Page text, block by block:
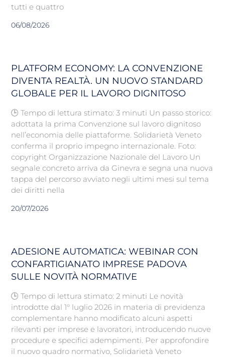
tutti e quattro
06/08/2026
PLATFORM ECONOMY: LA CONVENZIONE
DIVENTA REALTÀ. UN NUOVO STANDARD
GLOBALE PER IL LAVORO DIGNITOSO
🕒 Tempo di lettura stimato: 3 minuti Un passo storico:
adottata la prima Convenzione sul lavoro dignitoso
nell’economia delle piattaforme. Solidarietà Veneto
conferma il proprio impegno internazionale. Foto:
copyright Organizzazione Nazionale del Lavoro Un
segnale concreto arriva da Ginevra e segna una nuova
tappa del percorso avviato negli ultimi mesi sul tema
dei diritti nella
20/07/2026
ADESIONE AUTOMATICA: WEBINAR CON
CONFARTIGIANATO IMPRESE PADOVA
SULLE NOVITÀ NORMATIVE
🕒 Tempo di lettura stimato: 2 minuti Le novità
introdotte dal 1° luglio 2026 in materia di previdenza
complementare hanno modificato alcuni aspetti
rilevanti per imprese e lavoratori, introducendo nuove
procedure e specifici adempimenti. Per approfondire
il nuovo quadro normativo, Solidarietà Veneto